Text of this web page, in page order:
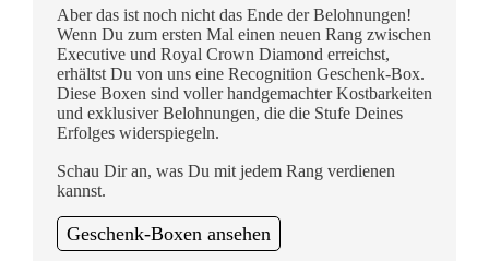
Aber das ist noch nicht das Ende der Belohnungen!
Wenn Du zum ersten Mal einen neuen Rang zwischen
Executive und Royal Crown Diamond erreichst,
erhältst Du von uns eine Recognition Geschenk-Box.
Diese Boxen sind voller handgemachter Kostbarkeiten
und exklusiver Belohnungen, die die Stufe Deines
Erfolges widerspiegeln.
Schau Dir an, was Du mit jedem Rang verdienen
kannst.
Geschenk-Boxen ansehen